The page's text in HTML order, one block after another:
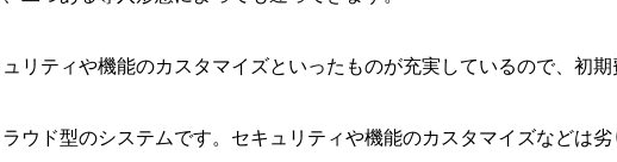
ティや機能のカスタマイズといったものが充実しているので、初期
ウド型のシステムです。セキュリティや機能のカスタマイズなどは